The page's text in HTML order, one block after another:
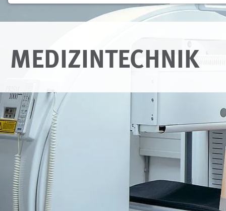
MEDIZINTECHNIK
Notwendige Cookies ermöglichen grundlegende
Funktionen und sind für die einwandfreie Funktion der
Einverständnis
Zweck:
Dieser Cookie speichert die
Cookie Laufzeit:
Performance
Name:
Zweck:
Für performante Seitenauslieferung wird